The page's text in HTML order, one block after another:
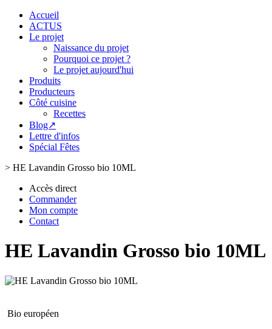
Accueil
ACTUS
Le projet
Naissance du projet
Pourquoi ce projet ?
Le projet aujourd'hui
Produits
Producteurs
Côté cuisine
Recettes
Blog↗
Lettre d'infos
Spécial Fêtes
> HE Lavandin Grosso bio 10ML
Accès direct
Commander
Mon compte
Contact
HE Lavandin Grosso bio 10ML
Bio européen